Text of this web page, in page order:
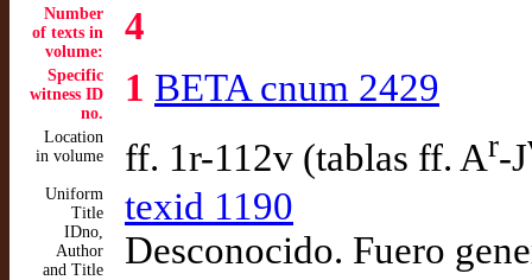
Number
of texts in
volume:
4
Specific
witness ID
no.
1 BETA cnum 2429
Location
in volume
ff. 1r-112v (tablas ff. Ar-J
Uniform
Title
IDno,
Author
and Title
texid 1190
Desconocido. Fuero